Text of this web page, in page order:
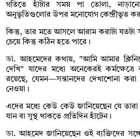
গতিতে হাঁটার সময় পা তোলা,
অনুভূতিগুলোর উপর মনোযোগ কেন্দ্রীভূত
কিন্তু, তার মতে আসলে আরাম করাটা যতটা
চেয়ে কিন্তু কঠিন হতে পারে।
ডা. আহমেদের কথায়, "আমি আমার
দেখি" যাদের মধ্যে অনেকেরই কর্মক্ষেত্রে
রয়েছে, যেমন—সন্তানদের দেখাশোনা করা
নেওয়া।
এদের মধ্যে কেউ কেউ জানিয়েছেন যে তারা
যান বা সুস্থ থাকতে প্রতিদিন হাঁটেন।
ডা. আহমেদ জানিয়েছেন ওই ব্যক্তিদের